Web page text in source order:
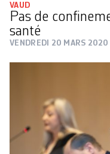
VAUD
Pas de
santé
VENDREDI 20 MARS 2020